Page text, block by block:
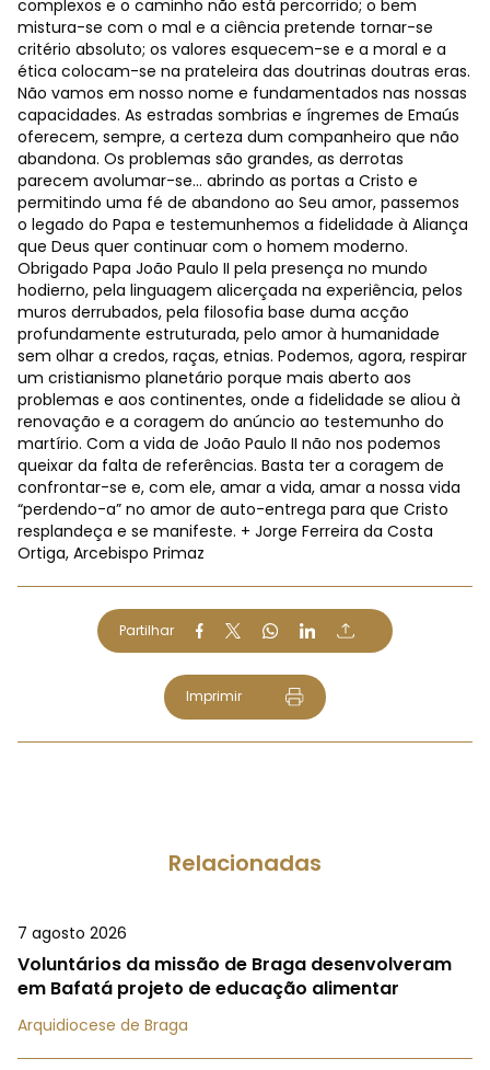
complexos e o caminho não está percorrido; o bem
mistura-se com o mal e a ciência pretende tornar-se
critério absoluto; os valores esquecem-se e a moral e a
ética colocam-se na prateleira das doutrinas doutras eras.
Não vamos em nosso nome e fundamentados nas nossas
capacidades. As estradas sombrias e íngremes de Emaús
oferecem, sempre, a certeza dum companheiro que não
abandona. Os problemas são grandes, as derrotas
parecem avolumar-se… abrindo as portas a Cristo e
permitindo uma fé de abandono ao Seu amor, passemos
o legado do Papa e testemunhemos a fidelidade à Aliança
que Deus quer continuar com o homem moderno.
Obrigado Papa João Paulo II pela presença no mundo
hodierno, pela linguagem alicerçada na experiência, pelos
muros derrubados, pela filosofia base duma acção
profundamente estruturada, pelo amor à humanidade
sem olhar a credos, raças, etnias. Podemos, agora, respirar
um cristianismo planetário porque mais aberto aos
problemas e aos continentes, onde a fidelidade se aliou à
renovação e a coragem do anúncio ao testemunho do
martírio. Com a vida de João Paulo II não nos podemos
queixar da falta de referências. Basta ter a coragem de
confrontar-se e, com ele, amar a vida, amar a nossa vida
“perdendo-a” no amor de auto-entrega para que Cristo
resplandeça e se manifeste. + Jorge Ferreira da Costa
Ortiga, Arcebispo Primaz
Partilhar
Imprimir
Relacionadas
7 agosto 2026
Voluntários da missão de Braga desenvolveram
em Bafatá projeto de educação alimentar
Arquidiocese de Braga